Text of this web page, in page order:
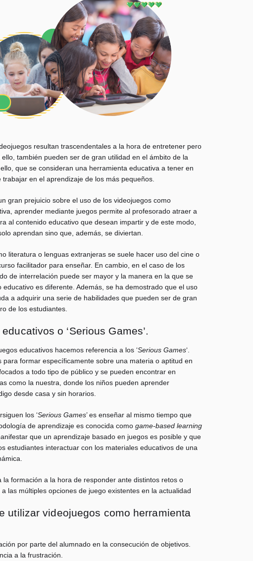
resultan trascendentales a la hora de entretener pero
también pueden ser de gran utilidad en el ámbito de la
que se consideran una herramienta educativa a tener en
en el aprendizaje de los más pequeños.
gran prejuicio sobre el uso de los videojuegos como
aprender mediante juegos permite al profesorado atraer a
al contenido educativo que desean impartir y de este modo,
aprendan sino que, además, se diviertan.
literatura o lenguas extranjeras se suele hacer uso del cine o
facilitador para enseñar. En cambio, en el caso de los
de interrelación puede ser mayor y la manera en la que se
educativo es diferente. Además, se ha demostrado que el uso
a adquirir una serie de habilidades que pueden ser de gran
de los estudiantes.
o ‘Serious Games’.
educativos hacemos referencia a los ‘Serious Games‘.
para formar específicamente sobre una materia o aptitud en
a todo tipo de público y se pueden encontrar en
como la nuestra, donde los niños pueden aprender
desde casa y sin horarios.
los ‘Serious Games’ es enseñar al mismo tiempo que
de aprendizaje es conocida como game-based learning
que un aprendizaje basado en juegos es posible y que
estudiantes interactuar con los materiales educativos de una
la formación a la hora de responder ante distintos retos o
las múltiples opciones de juego existentes en la actualidad
utilizar videojuegos como herramienta
por parte del alumnado en la consecución de objetivos.
a la frustración.